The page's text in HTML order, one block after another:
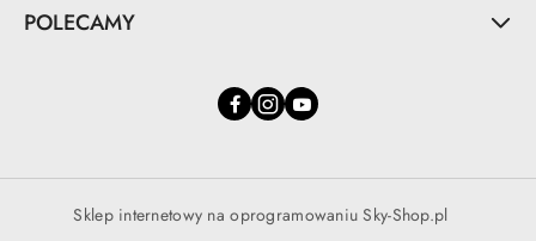
POLECAMY
Sklep internetowy na oprogramowaniu Sky-Shop.pl